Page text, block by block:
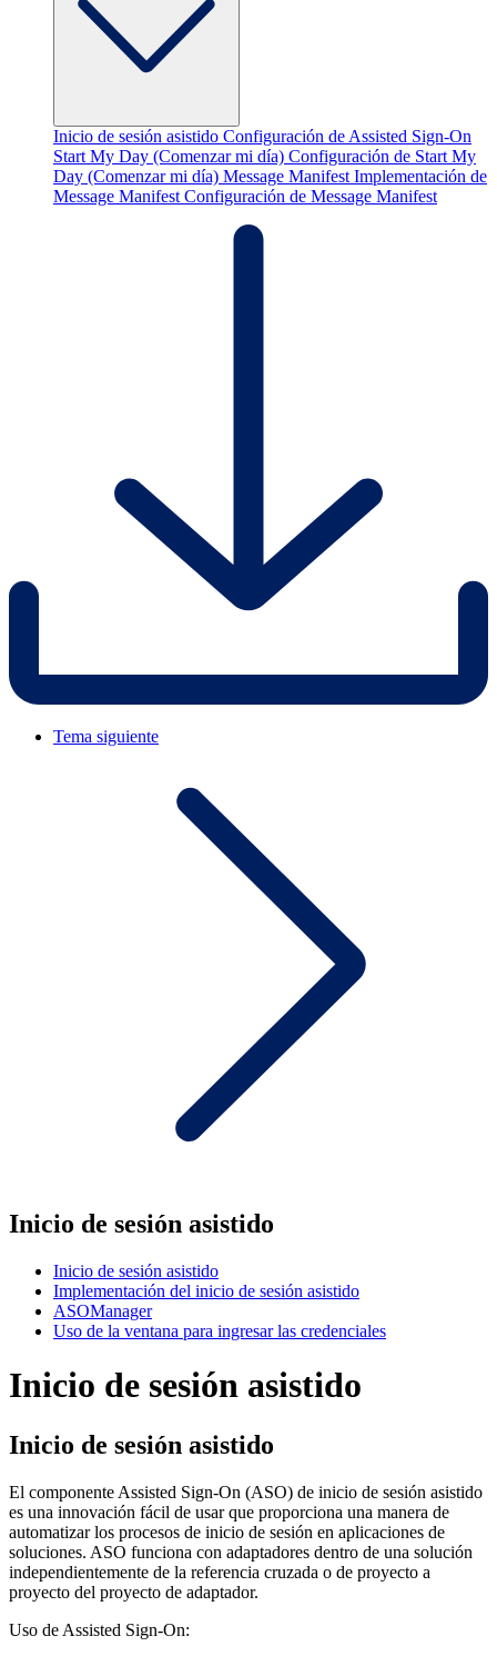
Inicio de sesión asistido Configuración de Assisted Sign-On
Start My Day (Comenzar mi día) Configuración de Start My
Day (Comenzar mi día) Message Manifest Implementación de
Message Manifest Configuración de Message Manifest
Tema siguiente
Inicio de sesión asistido
Inicio de sesión asistido
Implementación del inicio de sesión asistido
ASOManager
Uso de la ventana para ingresar las credenciales
Inicio de sesión asistido
Inicio de sesión asistido
El componente Assisted Sign-On (ASO) de inicio de sesión asistido
es una innovación fácil de usar que proporciona una manera de
automatizar los procesos de inicio de sesión en aplicaciones de
soluciones. ASO funciona con adaptadores dentro de una solución
independientemente de la referencia cruzada o de proyecto a
proyecto del proyecto de adaptador.
Uso de Assisted Sign-On: